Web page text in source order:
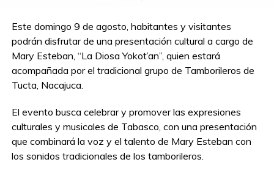
Este domingo 9 de agosto, habitantes y visitantes
podrán disfrutar de una presentación cultural a cargo de
Mary Esteban, “La Diosa Yokot’an”, quien estará
acompañada por el tradicional grupo de Tamborileros de
Tucta, Nacajuca.
El evento busca celebrar y promover las expresiones
culturales y musicales de Tabasco, con una presentación
que combinará la voz y el talento de Mary Esteban con
los sonidos tradicionales de los tamborileros.